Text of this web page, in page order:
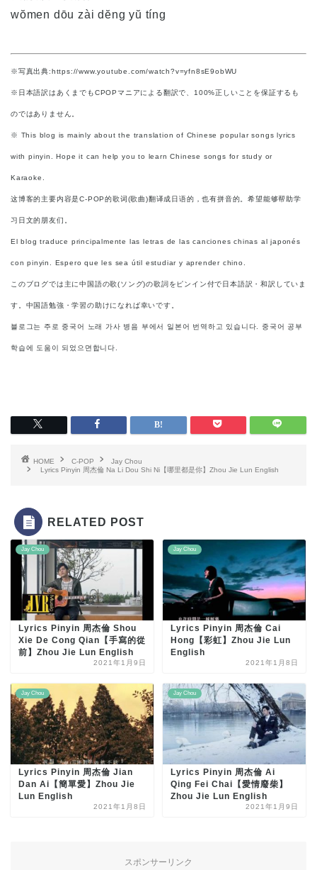
wŏmen dōu zài dĕng yŭ tíng
※写真出典:https://www.youtube.com/watch?v=yfn8sE9obWU
※日本語訳はあくまでもCPOPマニアによる翻訳で、100%正しいことを保証するも
のではありません。
※ This blog is mainly about the translation of Chinese popular songs lyrics
with pinyin. Hope it can help you to learn Chinese songs for study or
Karaoke.
这博客的主要内容是C-POP的歌词(歌曲)翻译成日语的，也有拼音的。希望能够帮助学
习日文的朋友们。
El blog traduce principalmente las letras de las canciones chinas al japonés
con pinyin. Espero que les sea útil estudiar y aprender chino.
このブログでは主に中国語の歌(ソング)の歌詞をピンイン付で日本語訳・和訳していま
す。中国語勉強・学習の助けになれば幸いです。
블로그는 주로 중국어 노래 가사 병음 부에서 일본어 번역하고 있습니다. 중국어 공부
학습에 도움이 되었으면합니다.
HOME C-POP
Jay Chou
Lyrics Pinyin 周杰倫 Na Li Dou Shi Ni【哪里都是你】Zhou Jie Lun English
RELATED POST
Jay Chou
Lyrics Pinyin 周杰倫 Shou
Xie De Cong Qian【手寫的從
前】Zhou Jie Lun English
2021年1月9日
Jay Chou
Lyrics Pinyin 周杰倫 Cai
Hong【彩虹】Zhou Jie Lun
English
2021年1月8日
Jay Chou
Lyrics Pinyin 周杰倫 Jian
Dan Ai【簡單愛】Zhou Jie
Lun English
2021年1月8日
Jay Chou
Lyrics Pinyin 周杰倫 Ai
Qing Fei Chai【愛情廢柴】
Zhou Jie Lun English
2021年1月9日
スポンサーリンク